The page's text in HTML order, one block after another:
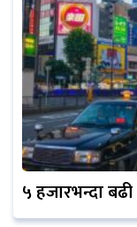
५ हजारभन्दा